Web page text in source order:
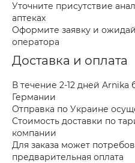
Уточните присутствие
аптеках
Оформите заявку и
оператора
Доставка и оплата
В течение 2-12 дней Arnika
Германии
Отправка по Украине
Стоимость доставки по
компании
Для заказа может
предварительная оплата